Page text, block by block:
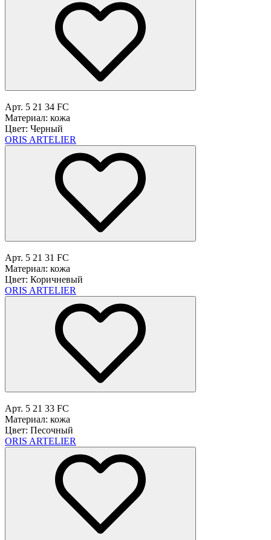
Арт. 5 21 34 FC
Материал: кожа
Цвет: Черный
ORIS ARTELIER
Арт. 5 21 31 FC
Материал: кожа
Цвет: Коричневый
ORIS ARTELIER
Арт. 5 21 33 FC
Материал: кожа
Цвет: Песочный
ORIS ARTELIER